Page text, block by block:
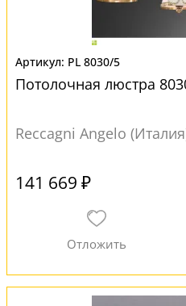
PL 8030/5
Потолочная люстра
Reccagni Angelo
141 669 ₽